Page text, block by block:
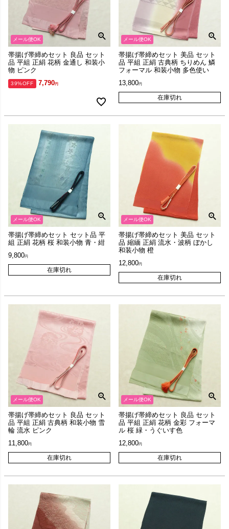
メール便OK
帯揚げ帯締めセット 良品 セット
品 平組 正絹 花柄 金通し 和装小
物 ピンク
39%OFF 7,790
メール便OK
帯揚げ帯締めセット 美品 セット
品 平組 正絹 古典柄 ちりめん 鱗
フォーマル 和装小物 多色使い
13,800
在庫切れ
メール便OK
帯揚げ帯締めセット セット品 平
組 正絹 花柄 桜 和装小物 青・紺
9,800
在庫切れ
メール便OK
帯揚げ帯締めセット 美品 セット
品 縮緬 正絹 流水・波柄 ぼかし
和装小物 橙
12,800
在庫切れ
メール便OK
帯揚げ帯締めセット 良品 セット
品 平組 正絹 古典柄 和装小物 雪
輪 流水 ピンク
11,800
在庫切れ
メール便OK
帯揚げ帯締めセット 良品 セット
品 平組 正絹 花柄 金彩 フォーマ
ル 桜 緑・うぐいす色
12,800
在庫切れ